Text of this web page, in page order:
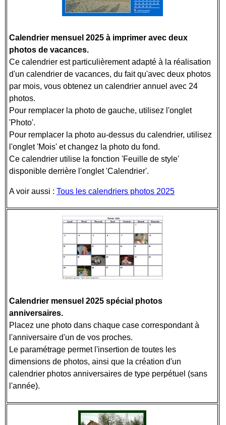
Calendrier mensuel 2025 à imprimer avec deux
photos de vacances.
Ce calendrier est particulièrement adapté à la réalisation
d'un calendrier de vacances, du fait qu'avec deux photos
par mois, vous obtenez un calendrier annuel avec 24
photos.
Pour remplacer la photo de gauche, utilisez l'onglet
'Photo'.
Pour remplacer la photo au-dessus du calendrier, utilisez
l'onglet 'Mois' et changez la photo du fond.
Ce calendrier utilise la fonction 'Feuille de style'
disponible derrière l'onglet 'Calendrier'.
A voir aussi : Tous les calendriers photos 2025
Calendrier mensuel 2025 spécial photos
anniversaires.
Placez une photo dans chaque case correspondant à
l'anniversaire d'un de vos proches.
Le paramétrage permet l'insertion de toutes les
dimensions de photos, ainsi que la création d'un
calendrier photos anniversaires de type perpétuel (sans
l'année).